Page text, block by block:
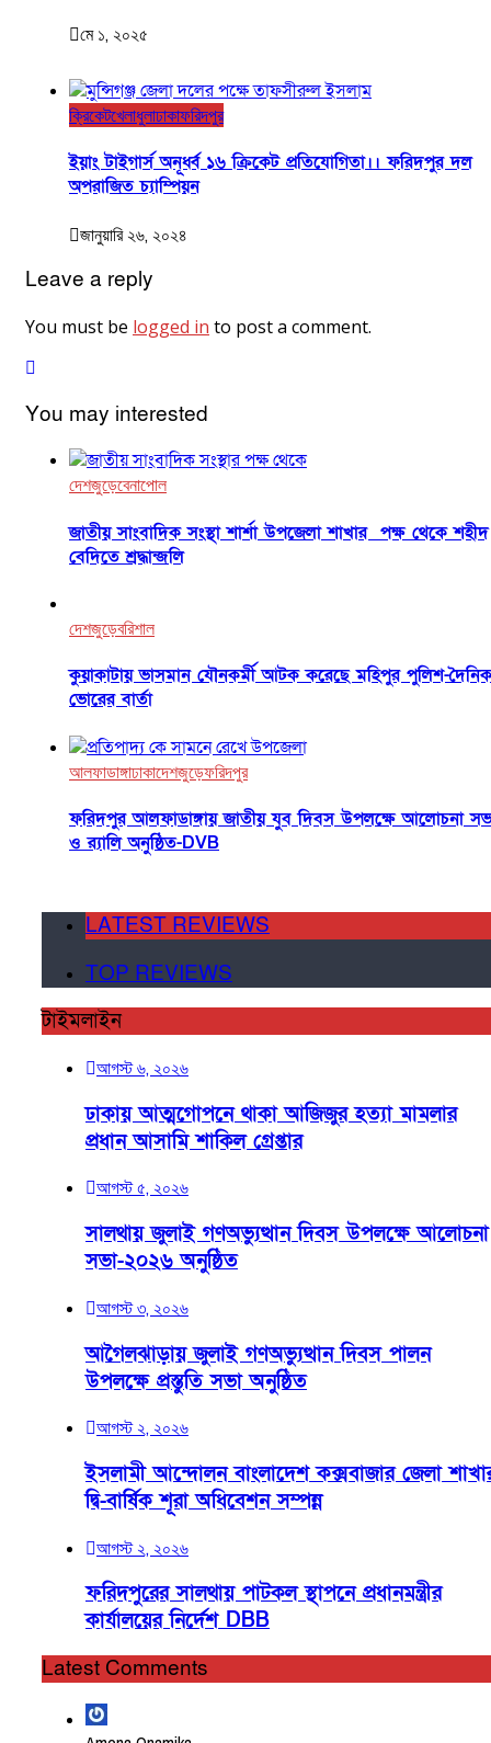
মে ১, ২০২৫
ক্রিকেটখেলাধুলাঢাকাফরিদপুর
ইয়াং টাইগার্স অনূর্ধ্ব ১৬ ক্রিকেট প্রতিযোগিতা।। ফরিদপুর দল
অপরাজিত চ্যাম্পিয়ন
জানুয়ারি ২৬, ২০২৪
Leave a reply
You must be logged in to post a comment.
You may interested
দেশজুড়েবেনাপোল
জাতীয় সাংবাদিক সংস্থা শার্শা উপজেলা শাখার পক্ষ থেকে শহীদ
বেদিতে শ্রদ্ধান্জলি
দেশজুড়েবরিশাল
কুয়াকাটায় ভাসমান যৌনকর্মী আটক করেছে মহিপুর পুলিশ-দৈনিক
ভোরের বার্তা
আলফাডাঙ্গাঢাকাদেশজুড়েফরিদপুর
ফরিদপুর আলফাডাঙ্গায় জাতীয় যুব দিবস উপলক্ষে আলোচনা
ও র‌্যালি অনুষ্ঠিত-DVB
LATEST REVIEWS
TOP REVIEWS
টাইমলাইন
আগস্ট ৬, ২০২৬
ঢাকায় আত্মগোপনে থাকা আজিজুর হত্যা মামলার
প্রধান আসামি শাকিল গ্রেপ্তার
আগস্ট ৫, ২০২৬
সালথায় জুলাই গণঅভ্যুত্থান দিবস উপলক্ষে আলোচনা
সভা-২০২৬ অনুষ্ঠিত
আগস্ট ৩, ২০২৬
আগৈলঝাড়ায় জুলাই গণঅভ্যুত্থান দিবস পালন
উপলক্ষে প্রস্তুতি সভা অনুষ্ঠিত
আগস্ট ২, ২০২৬
ইসলামী আন্দোলন বাংলাদেশ কক্সবাজার জেলা
দ্বি-বার্ষিক শূরা অধিবেশন সম্পন্ন
আগস্ট ২, ২০২৬
ফরিদপুরের সালথায় পাটকল স্থাপনে প্রধানমন্ত্রীর
কার্যালয়ের নির্দেশ DBB
Latest Comments